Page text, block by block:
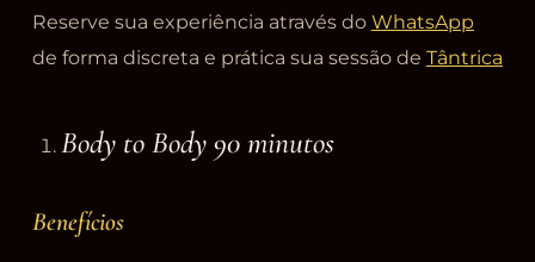
Reserve sua experiência através do WhatsApp
de forma discreta e prática sua sessão de Tântrica
Body to Body 90 minutos
Benefícios